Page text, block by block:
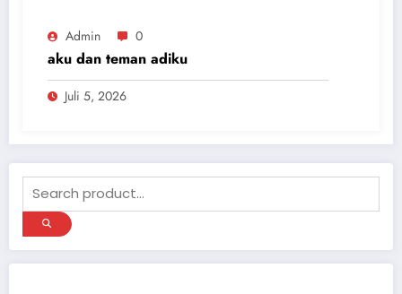
Admin 0
aku dan teman adiku
Juli 5, 2026